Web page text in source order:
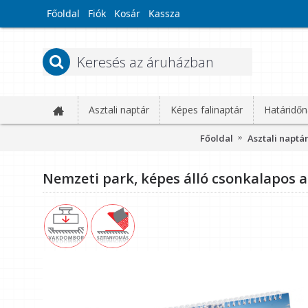
Főoldal Fiók Kosár Kassza
Asztali naptár Képes falinaptár
Főoldal Asztali
Nemzeti park, képes álló csonkalapos